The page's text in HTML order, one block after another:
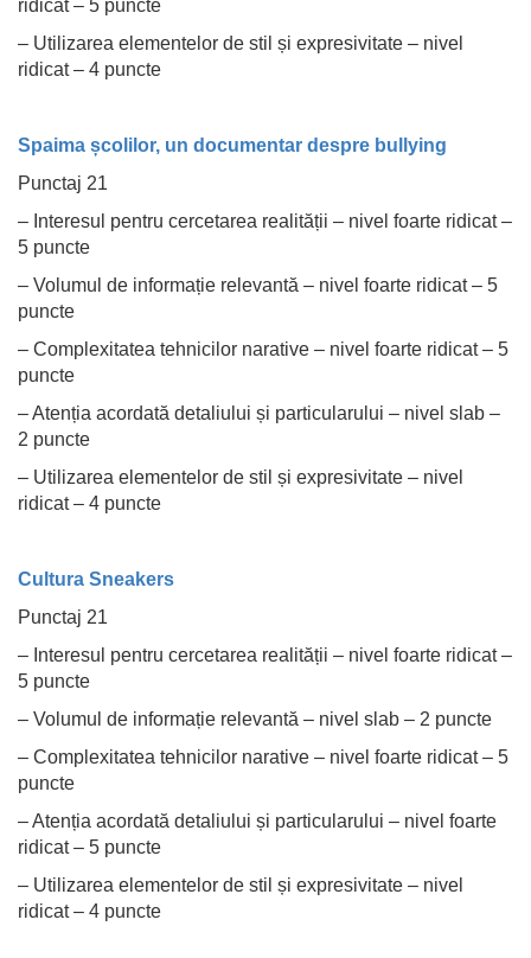
ridicat – 5 puncte
– Utilizarea elementelor de stil și expresivitate – nivel
ridicat – 4 puncte
Spaima școlilor, un documentar despre bullying
Punctaj 21
– Interesul pentru cercetarea realității – nivel foarte ridicat –
5 puncte
– Volumul de informație relevantă – nivel foarte ridicat – 5
puncte
– Complexitatea tehnicilor narative – nivel foarte ridicat – 5
puncte
– Atenția acordată detaliului și particularului – nivel slab –
2 puncte
– Utilizarea elementelor de stil și expresivitate – nivel
ridicat – 4 puncte
Cultura Sneakers
Punctaj 21
– Interesul pentru cercetarea realității – nivel foarte ridicat –
5 puncte
– Volumul de informație relevantă – nivel slab – 2 puncte
– Complexitatea tehnicilor narative – nivel foarte ridicat – 5
puncte
– Atenția acordată detaliului și particularului – nivel foarte
ridicat – 5 puncte
– Utilizarea elementelor de stil și expresivitate – nivel
ridicat – 4 puncte